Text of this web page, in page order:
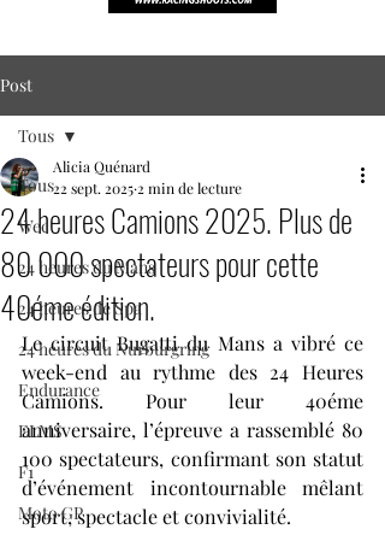
Post
Tous
Wec
24 heures du Mans
24 heures de Spa
24 heures du Nurburgring
Endurance
ELMS
F1
Moto GP
Tous
24 heures Camions 2025. Plus de
80 000 spectateurs pour cette
40éme édition.
Alicia Quénard
22 sept. 2025 2 min de lecture
Le circuit Bugatti du Mans a vibré ce
week-end au rythme des 24 Heures
Camions. Pour leur 40éme
anniversaire, l’épreuve a rassemblé 80
100 spectateurs, confirmant son statut
d’événement incontournable mêlant
sport, spectacle et convivialité.